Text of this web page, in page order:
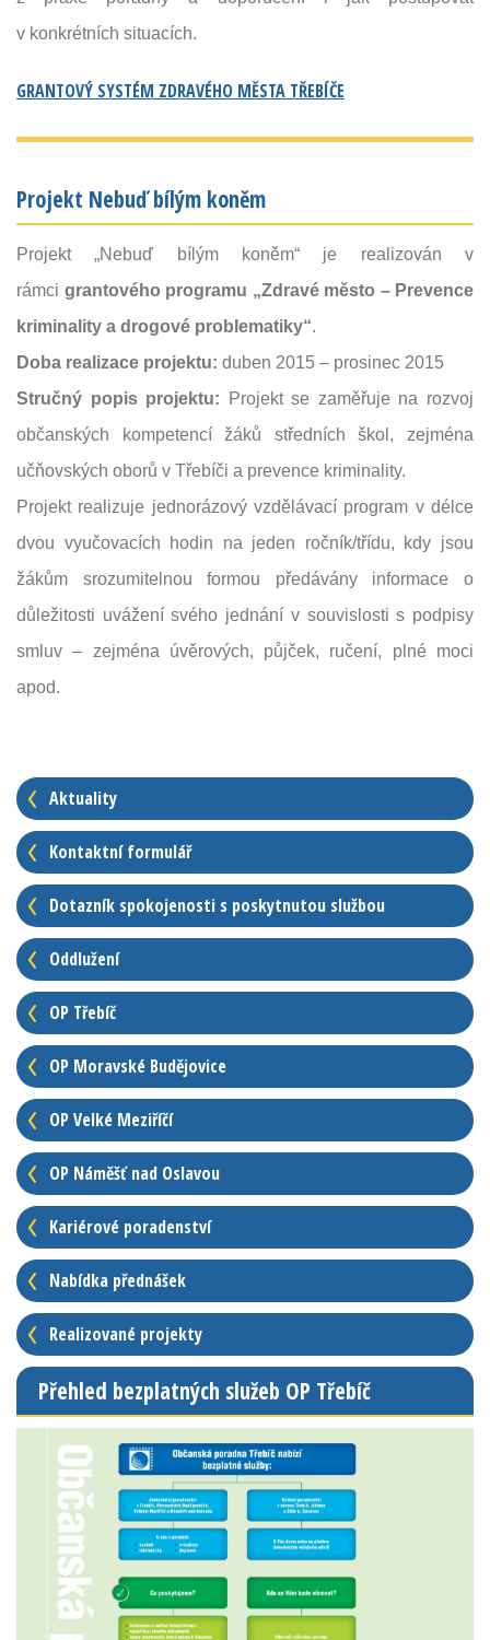
v konkrétních situacích.
GRANTOVÝ SYSTÉM ZDRAVÉHO MĚSTA TŘEBÍČE
Projekt Nebuď bílým koněm
Projekt „Nebuď bílým koněm“ je realizován v
rámci grantového programu „Zdravé město – Prevence
kriminality a drogové problematiky“.
Doba realizace projektu: duben 2015 – prosinec 2015
Stručný popis projektu: Projekt se zaměřuje na rozvoj
občanských kompetencí žáků středních škol, zejména
učňovských oborů v Třebíči a prevence kriminality.
Projekt realizuje jednorázový vzdělávací program v délce
dvou vyučovacích hodin na jeden ročník/třídu, kdy jsou
žákům srozumitelnou formou předávány informace o
důležitosti uvážení svého jednání v souvislosti s podpisy
smluv – zejména úvěrových, půjček, ručení, plné moci
apod.
Aktuality
Kontaktní formulář
Dotazník spokojenosti s poskytnutou službou
Oddlužení
OP Třebíč
OP Moravské Budějovice
OP Velké Meziříčí
OP Náměšť nad Oslavou
Kariérové poradenství
Nabídka přednášek
Realizované projekty
Přehled bezplatných služeb OP Třebíč